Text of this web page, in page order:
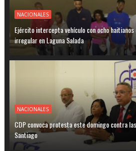
NACIONALES
Ejército intercepta vehículo con ocho
irregular en Laguna Salada
NACIONALES
CDP convoca protesta este domingo contra
Santiago